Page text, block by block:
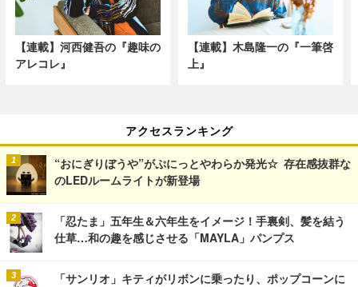
【連載】河西健吾の『趣味の
アレコレ』
【連載】木島隆一の『一筆啓
上』
アクセスランキング
“おにぎりぼうや”がぷにっとやわらか発光☆ 存在感抜群な
のLEDルームライトが新登場
「忍たま」五年生＆六年生をイメージ！手裏剣、髪を結う
仕草…和の趣を感じさせる「MAYLA」パンプス
「サンリオ」キティがリボンに乗ったり、ポップコーンに